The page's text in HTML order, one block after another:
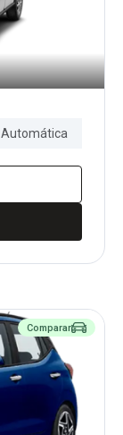
Automática
Comparar